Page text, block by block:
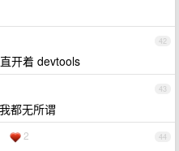
42
开着 devtools
43
都无所谓
44
2